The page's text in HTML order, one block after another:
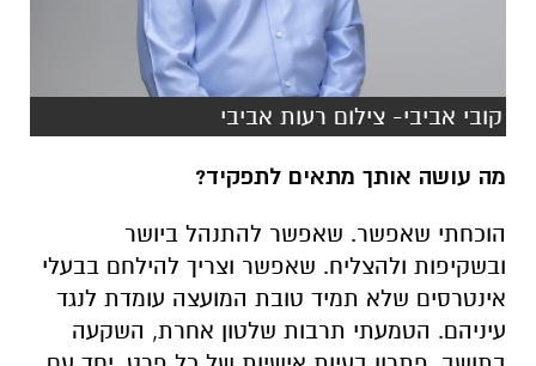
קובי אביבי- צילום רעות אביבי
מה עושה אותך מתאים לתפקיד?
הוכחתי שאפשר. שאפשר להתנהל ביושר
ובשקיפות ולהצליח. שאפשר וצריך להילחם בבעלי
אינטרסים שלא תמיד טובת המועצה עומדת לנגד
עיניהם. הטמעתי תרבות שלטון אחרת, השקעה